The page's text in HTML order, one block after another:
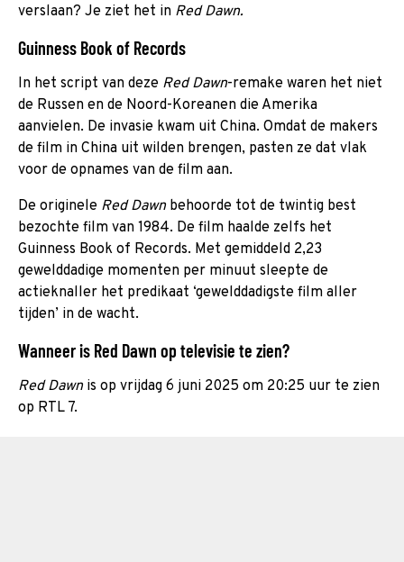
verslaan? Je ziet het in Red Dawn.
Guinness Book of Records
In het script van deze Red Dawn-remake waren het niet
de Russen en de Noord-Koreanen die Amerika
aanvielen. De invasie kwam uit China. Omdat de makers
de film in China uit wilden brengen, pasten ze dat vlak
voor de opnames van de film aan.
De originele Red Dawnbehoorde tot de twintig best
bezochte film van 1984. De film haalde zelfs het
Guinness Book of Records. Met gemiddeld 2,23
gewelddadige momenten per minuut sleepte de
actieknaller het predikaat ‘gewelddadigste film aller
tijden’ in de wacht.
Wanneer is Red Dawn op televisie te zien?
Red Dawnis op vrijdag 6 juni 2025 om 20:25 uur te zien
op RTL 7.